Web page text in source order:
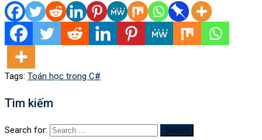
Tags: Toán học trong C#
Tìm kiếm
Search for: